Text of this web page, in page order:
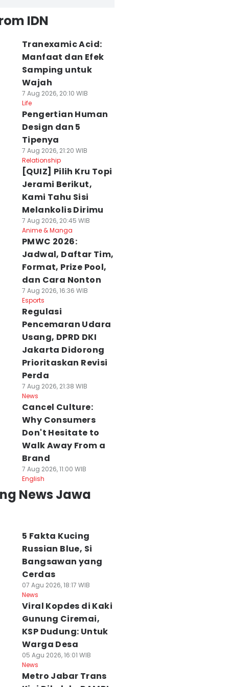
IDN
Tranexamic Acid:
Manfaat dan Efek
Samping untuk
Wajah
7 Aug 2026, 20:10 WIB
Life
Pengertian Human
Design dan 5
Tipenya
7 Aug 2026, 21:20 WIB
Relationship
[QUIZ] Pilih Kru Topi
Jerami Berikut,
Kami Tahu Sisi
Melankolis Dirimu
7 Aug 2026, 20:45 WIB
Anime & Manga
PMWC 2026:
Jadwal, Daftar Tim,
Format, Prize Pool,
dan Cara Nonton
7 Aug 2026, 16:36 WIB
Esports
Regulasi
Pencemaran Udara
Usang, DPRD DKI
Jakarta Didorong
Prioritaskan Revisi
Perda
7 Aug 2026, 21:38 WIB
News
Cancel Culture:
Why Consumers
Don't Hesitate to
Walk Away From a
Brand
7 Aug 2026, 11:00 WIB
English
News Jawa
5 Fakta Kucing
Russian Blue, Si
Bangsawan yang
Cerdas
07 Agu 2026, 18:17 WIB
News
Viral Kopdes di Kaki
Gunung Ciremai,
KSP Dudung: Untuk
Warga Desa
05 Agu 2026, 16:01 WIB
News
Metro Jabar Trans